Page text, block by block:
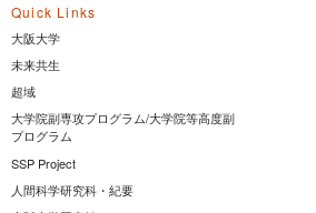
Quick Links
大阪大学
未来共生
超域
大学院副専攻プログラム/大学院等高度副
プログラム
SSP Project
人間科学研究科・紀要